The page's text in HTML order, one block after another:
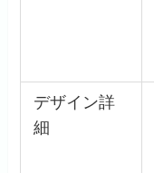
デザイン詳
細